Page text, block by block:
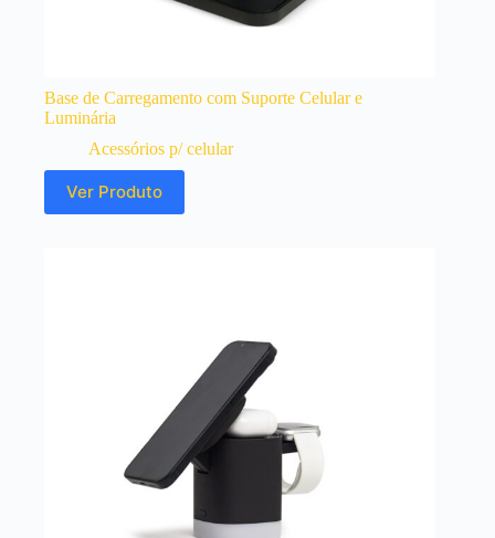
Base de Carregamento com Suporte Celular e
Luminária
Acessórios p/ celular
Ver Produto